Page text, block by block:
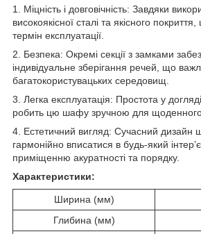
1. Міцність і довговічність: Завдяки
високоякісної сталі та якісного
термін експлуатації.
2. Безпека: Окремі секції з замками
індивідуальне зберігання речей, що
багатокористувацьких середовищ.
3. Легка експлуатація: Простота у
робить цю шафу зручною для щоденного
4. Естетичний вигляд: Сучасний дизайн
гармонійно вписатися в будь-який
приміщенню акуратності та порядку.
Характеристики:
Ширина (мм)
Глибина (мм)